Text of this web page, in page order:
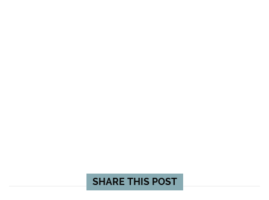
SHARE THIS POST